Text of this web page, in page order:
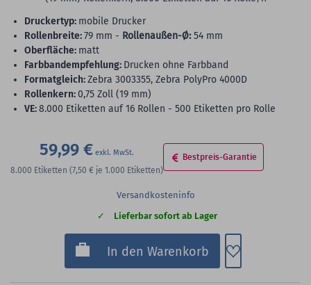
Druckertyp: mobile Drucker
Rollenbreite:79 mm - Rollenaußen-Ø: 54 mm
Oberfläche: matt
Farbbandempfehlung: Drucken ohne Farbband
Formatgleich:Zebra 3003355, Zebra PolyPro 4000D
Rollenkern:0,75 Zoll (19 mm)
VE:8.000 Etiketten auf 16 Rollen - 500 Etiketten pro Rolle
59,99 €
8.000 Etiketten (7,50 € je 1.000 Etiketten)
Bestpreis-Garantie
Versandkosteninfo
Lieferbar sofort ab Lager
In den Warenkorb Zum